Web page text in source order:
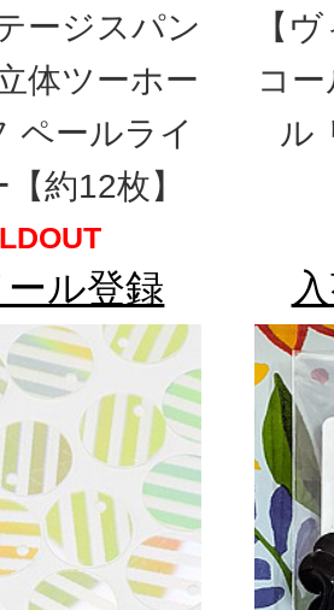
ージスパン
体ツーホー
ペールライ
約12枚】
ール登録
【
コ
ル